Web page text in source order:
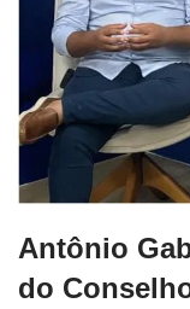
Antônio
do